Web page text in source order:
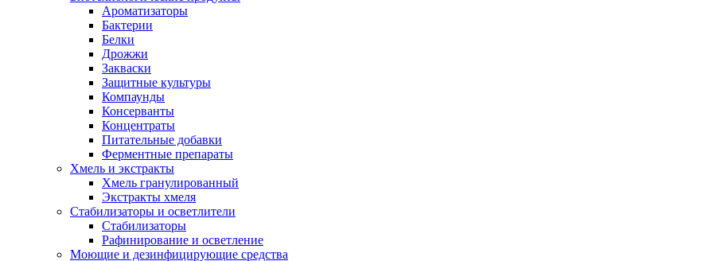
Ароматизаторы
Бактерии
Белки
Дрожжи
Закваски
Защитные культуры
Компаунды
Консерванты
Концентраты
Питательные добавки
Ферментные препараты
Хмель и экстракты
Хмель гранулированный
Экстракты хмеля
Cтабилизаторы и осветлители
Стабилизаторы
Рафинирование и осветление
Моющие и дезинфицирующие средства